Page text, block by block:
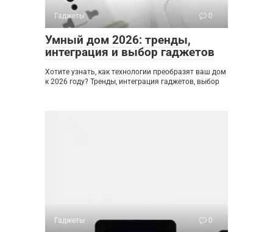
Гаджеты 0
Умный дом 2026: тренды,
интеграция и выбор гаджетов
Хотите узнать, как технологии преобразят ваш дом
к 2026 году? Тренды, интеграция гаджетов, выбор
Гаджеты 0